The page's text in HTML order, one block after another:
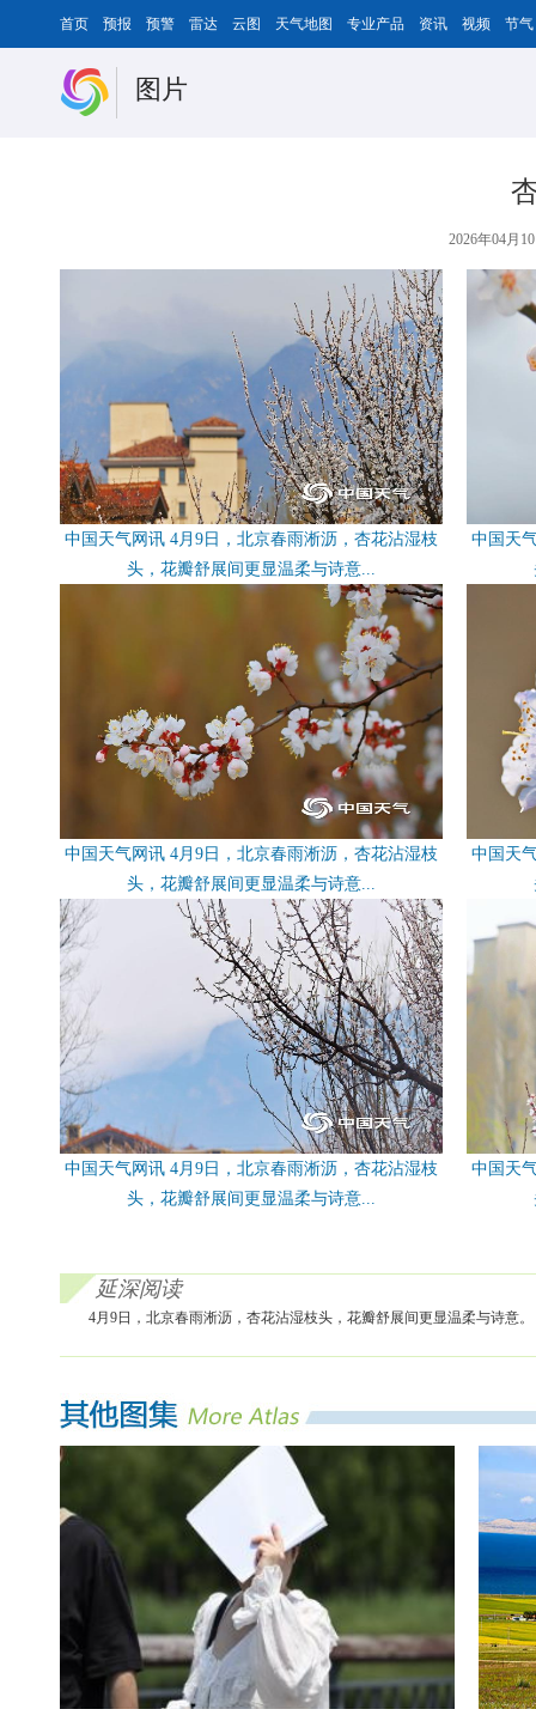
首页 预报 预警 雷达 云图 天气地图 专业产品 资讯 视频 节气
图片
2026年04月
中国天气网讯 4月9日，北京春雨淅沥，杏花沾湿枝
头，花瓣舒展间更显温柔与诗意...
中国天
中国天气网讯 4月9日，北京春雨淅沥，杏花沾湿枝
头，花瓣舒展间更显温柔与诗意...
中国天
中国天气网讯 4月9日，北京春雨淅沥，杏花沾湿枝
头，花瓣舒展间更显温柔与诗意...
中国天
延深阅读
4月9日，北京春雨淅沥，杏花沾湿枝头，花瓣舒展间更显温柔与诗意。